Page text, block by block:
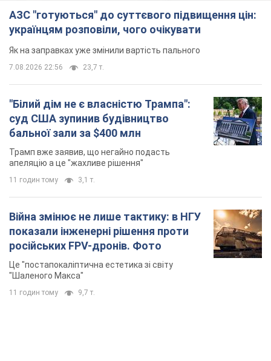
АЗС "готуються" до суттєвого підвищення цін:
українцям розповіли, чого очікувати
Як на заправках уже змінили вартість пального
7.08.2026 22:56 23,7 т.
"Білий дім не є власністю Трампа":
суд США зупинив будівництво
бальної зали за $400 млн
Трамп вже заявив, що негайно подасть
апеляцію а це "жахливе рішення"
11 годин тому 3,1 т.
Війна змінює не лише тактику: в НГУ
показали інженерні рішення проти
російських FPV-дронів. Фото
Це "постапокаліптична естетика зі світу
"Шаленого Макса"
11 годин тому 9,7 т.